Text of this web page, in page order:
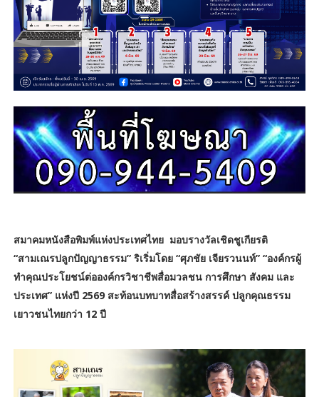
สมาคมหนังสือพิมพ์แห่งประเทศไทย มอบรางวัลเชิดชูเกียรติ
“สามเณรปลูกปัญญาธรรม” ริเริ่มโดย “ศุภชัย เจียรวนนท์” “องค์กรผู้
ทำคุณประโยชน์ต่อองค์กรวิชาชีพสื่อมวลชน การศึกษา สังคม และ
ประเทศ” แห่งปี 2569 สะท้อนบทบาทสื่อสร้างสรรค์ ปลูกคุณธรรม
เยาวชนไทยกว่า 12 ปี